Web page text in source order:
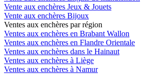
Vente aux enchères Jeux & Jouets
Vente aux enchères Bijoux
Ventes aux enchères par région
Ventes aux enchères en Brabant Wallon
Ventes aux enchères en Flandre Orientale
Ventes aux enchères dans le Hainaut
Ventes aux enchères à Liège
Ventes aux enchères à Namur